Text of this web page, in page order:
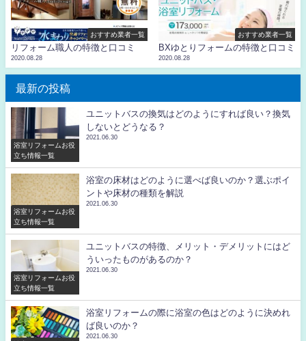
おすすめ業者一覧
リフォーム職人の特徴と口コミ
2020.08.28
おすすめ業者一覧
BXゆとりフォームの特徴と口コミ
2020.08.28
最新の投稿
浴室リフォームお役
立ち情報一覧
ユニットバスの換気はどのようにすれば良い？換気
しないとどうなる？
2021.06.30
浴室リフォームお役
立ち情報一覧
浴室の床材はどのように選べば良いのか？選ぶポイ
ントや床材の種類を解説
2021.06.30
浴室リフォームお役
立ち情報一覧
ユニットバスの特徴、メリット・デメリットにはど
ういったものがあるのか？
2021.06.30
浴室リフォームの際に浴室の色はどのように決めれ
ば良いのか？
2021.06.30